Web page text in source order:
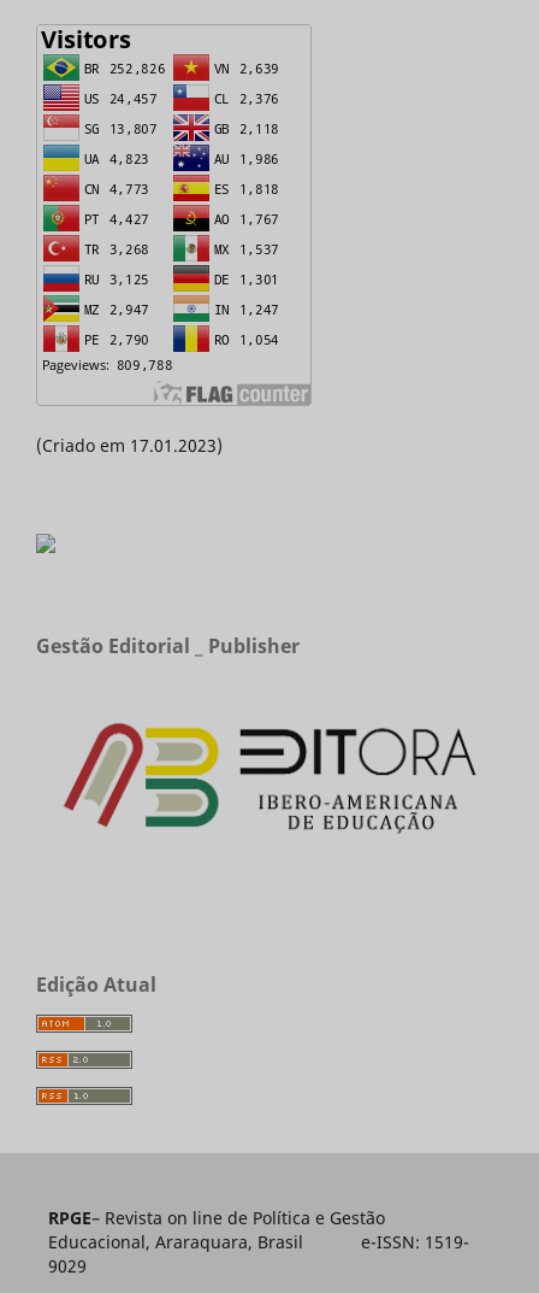
(Criado em 17.01.2023)
Gestão Editorial _ Publisher
Edição Atual
RPGE– Revista on line de Política e Gestão
Educacional, Araraquara, Brasil e-ISSN: 1519-
9029